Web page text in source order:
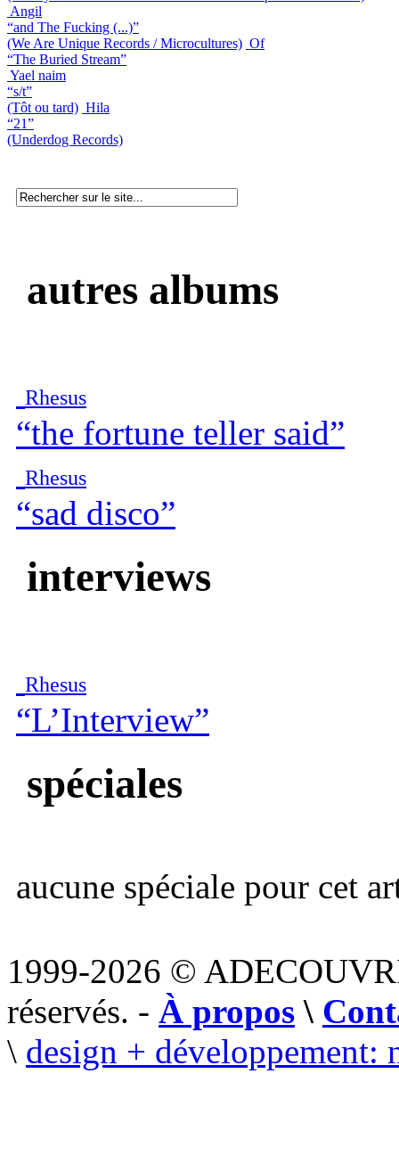
Angil
“and The Fucking (...)”
(We Are Unique Records / Microcultures) Of
“The Buried Stream”
Yael naim
“s/t”
(Tôt ou tard) Hila
“21”
(Underdog Records)
autres albums
Rhesus
“the fortune teller said”
Rhesus
“sad disco”
interviews
Rhesus
“L’Interview”
spéciales
aucune spéciale pour cet
1999-2026 ©
réservés. - À propos \
\ design + développement: